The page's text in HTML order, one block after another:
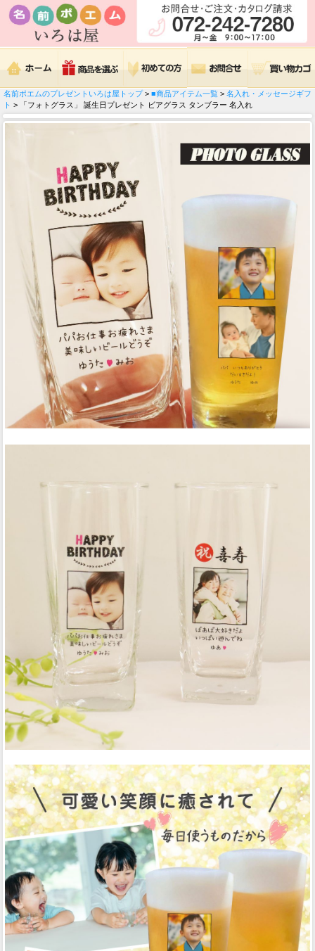
名前ポエムのプレゼントいろは屋トップ> ■商品アイテム一覧 > 名入れ・メッセージギフ
ト > 「フォトグラス」 誕生日プレゼント ビアグラス タンブラー 名入れ